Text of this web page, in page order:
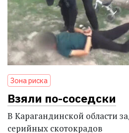
Зона риска
Взяли по-соседски
В Карагандинской области
серийных скотокрадов